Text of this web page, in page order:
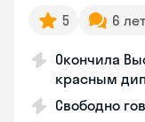
5 6
Окончила
красным
Свободно